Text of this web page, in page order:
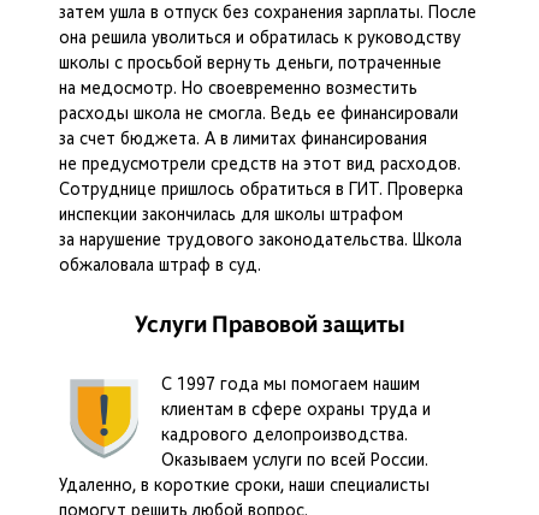
затем ушла в отпуск без сохранения зарплаты. После
она решила уволиться и обратилась к руководству
школы с просьбой вернуть деньги, потраченные
на медосмотр. Но своевременно возместить
расходы школа не смогла. Ведь ее финансировали
за счет бюджета. А в лимитах финансирования
не предусмотрели средств на этот вид расходов.
Сотруднице пришлось обратиться в ГИТ. Проверка
инспекции закончилась для школы штрафом
за нарушение трудового законодательства. Школа
обжаловала штраф в суд.
Услуги Правовой защиты
С 1997 года мы помогаем нашим
клиентам в сфере охраны труда и
кадрового делопроизводства.
Оказываем услуги по всей России.
Удаленно, в короткие сроки, наши специалисты
помогут решить любой вопрос.